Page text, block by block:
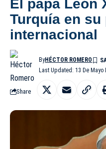
El papa León
Turquía en
internacional
Last Updated: 13 De Mayo
ByHÉCTOR ROMERO
Share